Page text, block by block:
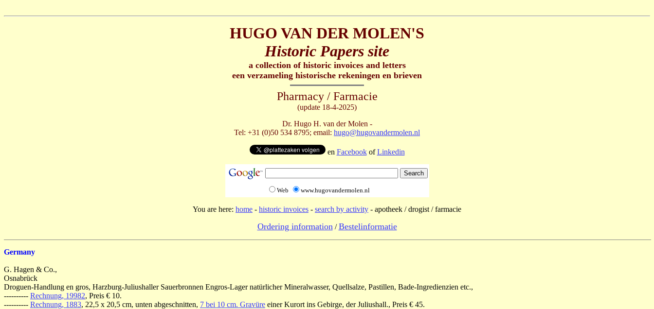
HUGO VAN DER MOLEN'S
Historic Papers site
a collection of historic invoices and letters
een verzameling historische rekeningen en brieven
Pharmacy / Farmacie
(update 18-4-2025)
Dr. Hugo H. van der Molen -
Tel: +31 (0)50 534 8795; email: hugo@hugovandermolen.nl
en FacebookofLinkedin
Web www.hugovandermolen.nl
You are here: home - historic invoices - search by activity - apotheek / drogist / farmacie
Ordering information /Bestelinformatie
Germany
G. Hagen & Co.,
Osnabrück
Droguen-Handlung en gros, Harzburg-Juliushaller Sauerbronnen Engros-Lager natürlicher Mineralwasser, Quellsalze, Pastillen, Bade-Ingredienzien etc.,
---------- Rechnung, 19982, Preis € 10.
---------- Rechnung, 1883, 22,5 x 20,5 cm, unten abgeschnitten, 7 bei 10 cm. Gravüre einer Kurort ins Gebirge, der Juliushall., Preis € 45.